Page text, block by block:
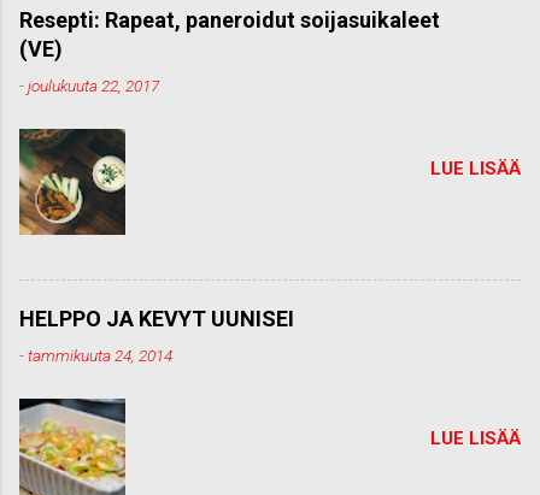
m
e
n
t
Resepti: Rapeat, paneroidut soijasuikaleet
(VE)
-joulukuuta 22, 2017
LUE LISÄÄ
HELPPO JA KEVYT UUNISEI
-tammikuuta 24, 2014
LUE LISÄÄ